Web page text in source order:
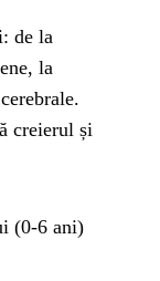
de la
la
creierul și
(0-6 ani)